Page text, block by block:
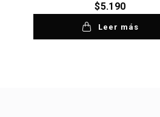
$5.190
Leer más